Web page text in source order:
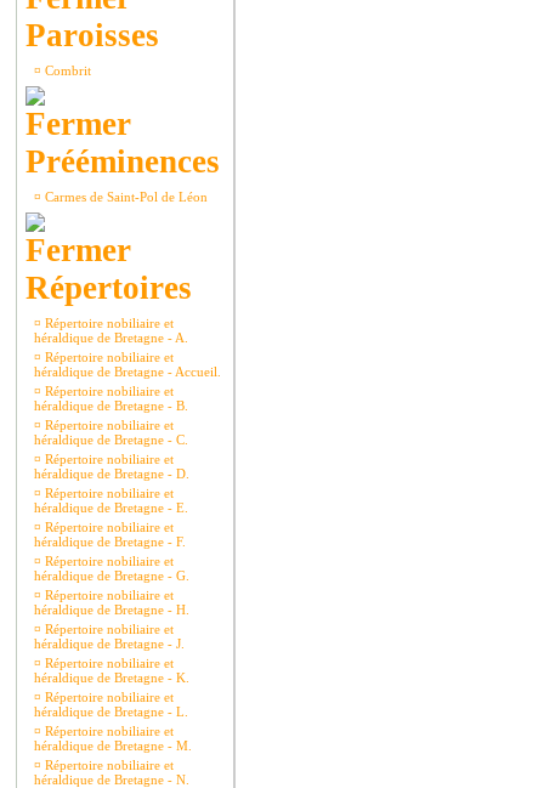
Paroisses
¤ Combrit
Prééminences
¤ Carmes de Saint-Pol de Léon
Répertoires
¤ Répertoire nobiliaire et
héraldique de Bretagne - A.
¤ Répertoire nobiliaire et
héraldique de Bretagne - Accueil.
¤ Répertoire nobiliaire et
héraldique de Bretagne - B.
¤ Répertoire nobiliaire et
héraldique de Bretagne - C.
¤ Répertoire nobiliaire et
héraldique de Bretagne - D.
¤ Répertoire nobiliaire et
héraldique de Bretagne - E.
¤ Répertoire nobiliaire et
héraldique de Bretagne - F.
¤ Répertoire nobiliaire et
héraldique de Bretagne - G.
¤ Répertoire nobiliaire et
héraldique de Bretagne - H.
¤ Répertoire nobiliaire et
héraldique de Bretagne - J.
¤ Répertoire nobiliaire et
héraldique de Bretagne - K.
¤ Répertoire nobiliaire et
héraldique de Bretagne - L.
¤ Répertoire nobiliaire et
héraldique de Bretagne - M.
¤ Répertoire nobiliaire et
héraldique de Bretagne - N.